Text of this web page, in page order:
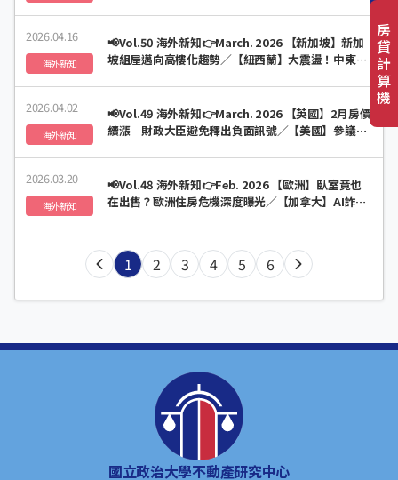
2026.04.16
海外新知
📢Vol.50 海外新知👉March. 2026 【新加坡】新加
坡組屋邁向高樓化趨勢／【紐西蘭】大震盪！中東衝
2026.04.02
海外新知
📢Vol.49 海外新知👉March. 2026 【英國】2月房價
續漲 財政大臣避免釋出負面訊號／【美國】參議院
2026.03.20
海外新知
📢Vol.48 海外新知👉Feb. 2026 【歐洲】臥室竟也
在出售？歐洲住房危機深度曝光／【加拿大】AI詐
1 2 3 4 5 6
國立政治大學不動產研究中心
房
貸
計
算
機